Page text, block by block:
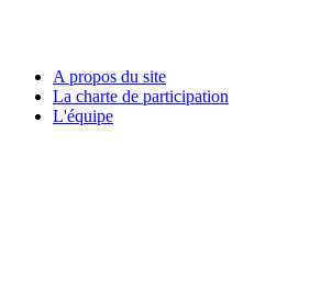
A propos du site
La charte de participation
L'équipe